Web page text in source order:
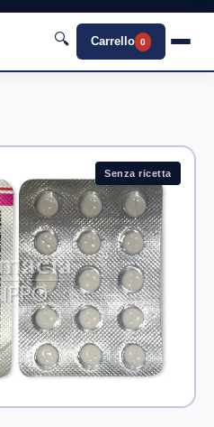
🔍 Carrello 0
Senza ricetta